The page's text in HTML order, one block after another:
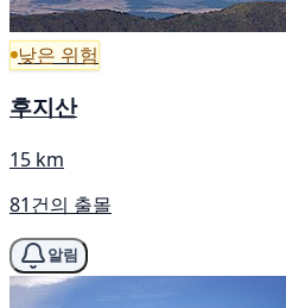
낮은 위험
후지산
15 km
81건의 출몰
알림